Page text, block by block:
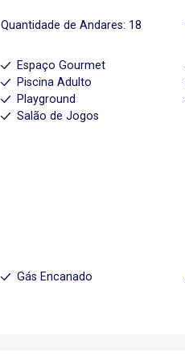
Quantidade de Andares: 18
Espaço Gourmet
Piscina Adulto
Playground
Salão de Jogos
Gás Encanado